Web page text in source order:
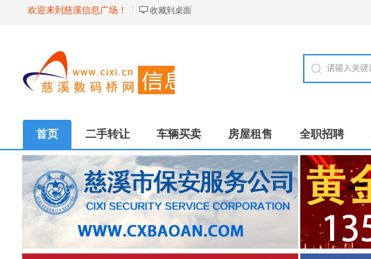
欢迎来到慈溪信息广场！ 收藏到桌面
首页 二手转让 车辆买卖 房屋租售 全职招聘